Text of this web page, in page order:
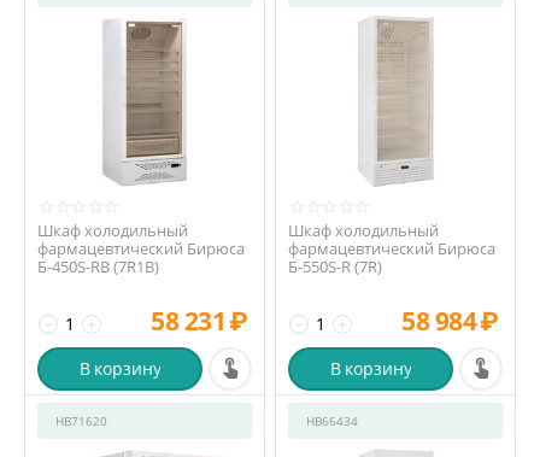
Шкаф холодильный
фармацевтический Бирюса
Б-450S-RB (7R1B)
+
− 58 231 ₽
В корзину
Шкаф холодильный
фармацевтический Бирюса
Б-550S-R (7R)
+
− 58 984₽
В корзину
HB71620 HB66434